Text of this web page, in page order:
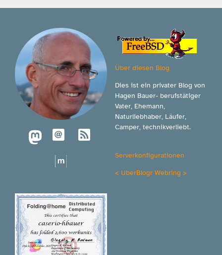
Über diesen Blog
Dies ist ein privater Blog von
Hagen Bauer- berufstätiger
Vater, Ehemann,
Naturliebhaber, Läufer,
Camper, technikverliebt.
Serverkonfigurationen
< UberBlogr Webring >